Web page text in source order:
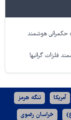
حکمرانی هوشمند
فلزات گرانبها
آمریکا تنگه هرمز
خراسان رضوی